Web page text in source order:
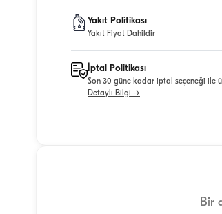
Yakıt Politikası
Yakıt Fiyat Dahildir
İptal Politikası
Son 30 güne kadar iptal seçeneği ile
Detaylı Bilgi →
Bir